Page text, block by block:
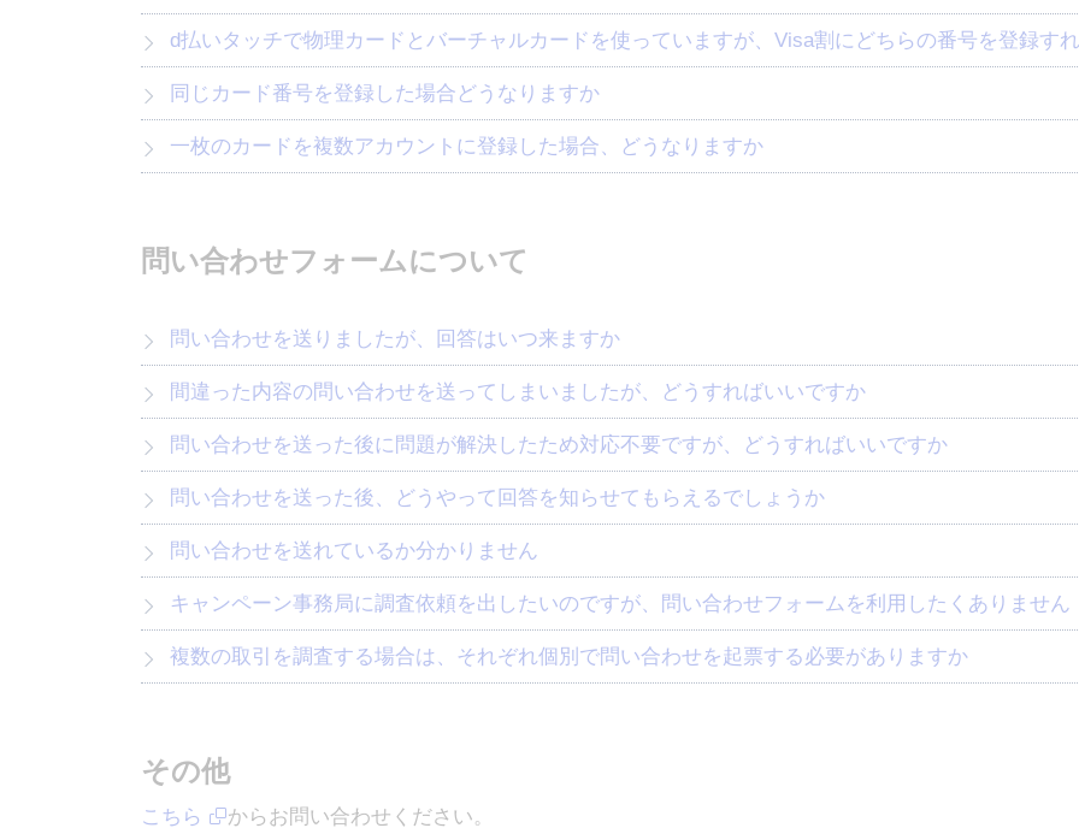
d払いタッチで物理カードとバーチャルカードを使っていますが、Visa割にどちらの番号を登録す
同じカード番号を登録した場合どうなりますか
一枚のカードを複数アカウントに登録した場合、どうなりますか
問い合わせフォームについて
問い合わせを送りましたが、回答はいつ来ますか
間違った内容の問い合わせを送ってしまいましたが、どうすればいいですか
問い合わせを送った後に問題が解決したため対応不要ですが、どうすればいいですか
問い合わせを送った後、どうやって回答を知らせてもらえるでしょうか
問い合わせを送れているか分かりません
キャンペーン事務局に調査依頼を出したいのですが、問い合わせフォームを利用したくありません
複数の取引を調査する場合は、それぞれ個別で問い合わせを起票する必要がありますか
その他
こちら からお問い合わせください。